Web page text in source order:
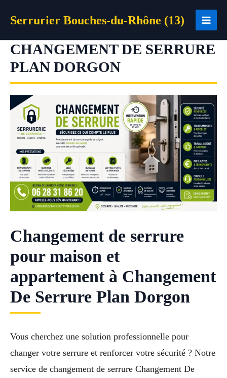
Serrurier Bouches-du-Rhône (13)
CHANGEMENT DE SERRURE
PLAN DORGON
Changement de serrure
pour maison et
appartement à Changement
De Serrure Plan Dorgon
Vous cherchez une solution professionnelle pour
changer votre serrure et renforcer votre sécurité ? Notre
service de changement de serrure Changement De